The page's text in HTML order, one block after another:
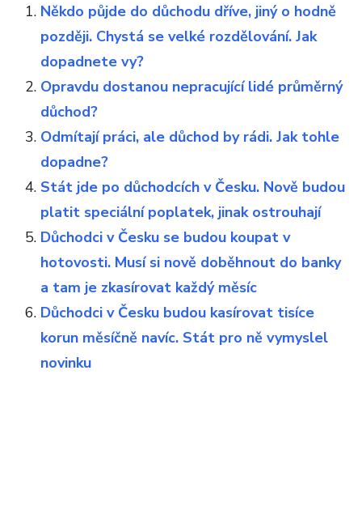
Někdo půjde do důchodu dříve, jiný o hodně
později. Chystá se velké rozdělování. Jak
dopadnete vy?
Opravdu dostanou nepracující lidé průměrný
důchod?
Odmítají práci, ale důchod by rádi. Jak tohle
dopadne?
Stát jde po důchodcích v Česku. Nově budou
platit speciální poplatek, jinak ostrouhají
Důchodci v Česku se budou koupat v
hotovosti. Musí si nově doběhnout do banky
a tam je zkasírovat každý měsíc
Důchodci v Česku budou kasírovat tisíce
korun měsíčně navíc. Stát pro ně vymyslel
novinku